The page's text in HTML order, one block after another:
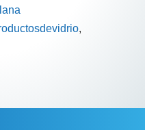
,
Información adicional